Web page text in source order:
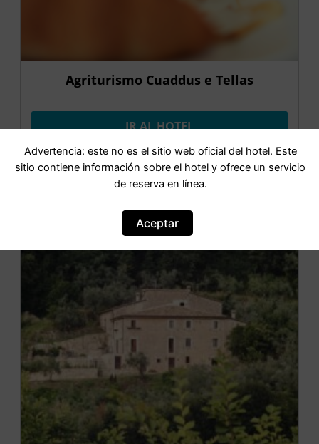
Agriturismo Cuaddus e Tellas
IR AL HOTEL
Advertencia: este no es el sitio web oficial del hotel. Este
sitio contiene información sobre el hotel y ofrece un servicio
de reserva en línea.
Aceptar